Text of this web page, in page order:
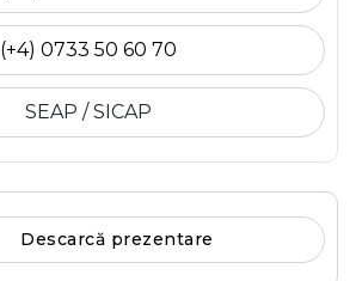
(+4) 0733 50 60 70
SEAP / SICAP
Descarcă prezentare